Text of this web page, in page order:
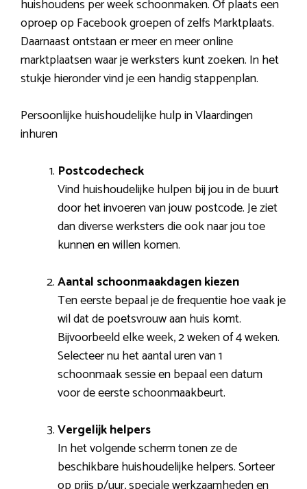
huishoudens per week schoonmaken. Of plaats een
oproep op Facebook groepen of zelfs Marktplaats.
Daarnaast ontstaan er meer en meer online
marktplaatsen waar je werksters kunt zoeken. In het
stukje hieronder vind je een handig stappenplan.
Persoonlijke huishoudelijke hulp in Vlaardingen
inhuren
Postcodecheck
Vind huishoudelijke hulpen bij jou in de buurt
door het invoeren van jouw postcode. Je ziet
dan diverse werksters die ook naar jou toe
kunnen en willen komen.
Aantal schoonmaakdagen kiezen
Ten eerste bepaal je de frequentie hoe vaak je
wil dat de poetsvrouw aan huis komt.
Bijvoorbeeld elke week, 2 weken of 4 weken.
Selecteer nu het aantal uren van 1
schoonmaak sessie en bepaal een datum
voor de eerste schoonmaakbeurt.
Vergelijk helpers
In het volgende scherm tonen ze de
beschikbare huishoudelijke helpers. Sorteer